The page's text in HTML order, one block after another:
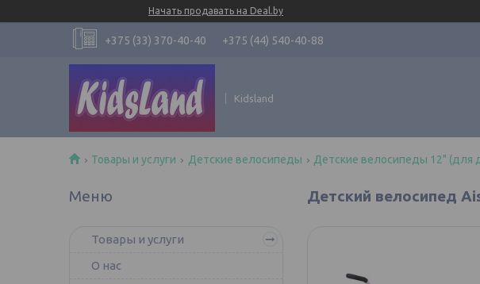
Начать продавать на Deal.by
+375 (33) 370-40-40 +375 (44) 540-40-88
Kidsland
Товары и услуги Детские велосипеды Детские велосипеды 12" (для
Детский велосипед
Товары и услуги
О нас